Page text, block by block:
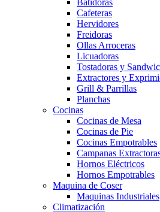
Batidoras
Cafeteras
Hervidores
Freidoras
Ollas Arroceras
Licuadoras
Tostadoras y
Extractores y
Grill & Parrillas
Planchas
Cocinas
Cocinas de Mesa
Cocinas de Pie
Cocinas Empotrables
Campanas
Hornos Eléctricos
Hornos Empotrables
Maquina de Coser
Maquinas Industriales
Climatización